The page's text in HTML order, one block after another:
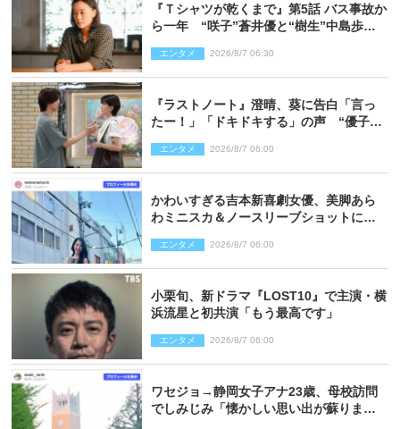
『Ｔシャツが乾くまで』第5話 バス事故か
ら一年 “咲子”蒼井優と“樹生”中島歩は
エンタメ 2026/8/7 06:30
『ラストノート』澄晴、葵に告白「言っ
たー！」「ドキドキする」の声 “優子劇
エンタメ 2026/8/7 06:00
かわいすぎる吉本新喜劇女優、美脚あら
わミニスカ＆ノースリーブショットに反
エンタメ 2026/8/7 06:00
小栗旬、新ドラマ『LOST10』で主演・横
浜流星と初共演「もう最高です」
エンタメ 2026/8/7 06:00
ワセジョ→静岡女子アナ23歳、母校訪問
でしみじみ「懐かしい思い出が蘇りまし